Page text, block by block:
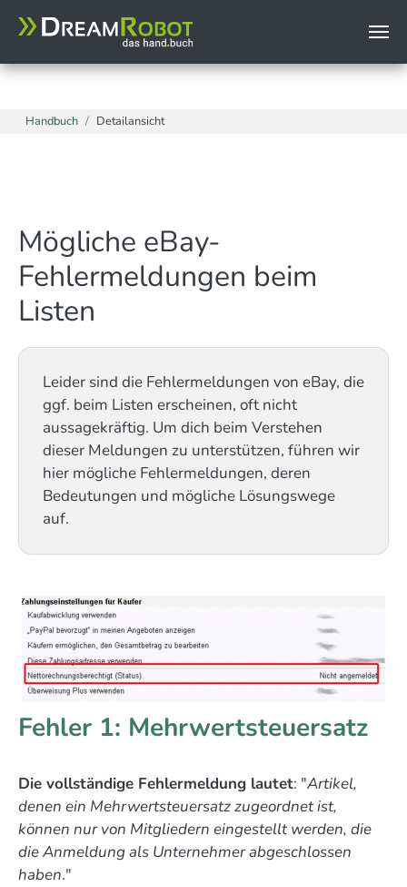
Zum Hauptinhalt springen
Sie sind hier:
Handbuch Detailansicht
Mögliche eBay-
Fehlermeldungen beim
Listen
Leider sind die Fehlermeldungen von eBay, die
ggf. beim Listen erscheinen, oft nicht
aussagekräftig. Um dich beim Verstehen
dieser Meldungen zu unterstützen, führen wir
hier mögliche Fehlermeldungen, deren
Bedeutungen und mögliche Lösungswege
auf.
Fehler 1: Mehrwertsteuersatz
Die vollständige Fehlermeldung lautet: "Artikel,
denen ein Mehrwertsteuersatz zugeordnet ist,
können nur von Mitgliedern eingestellt werden, die
die Anmeldung als Unternehmer abgeschlossen
haben."